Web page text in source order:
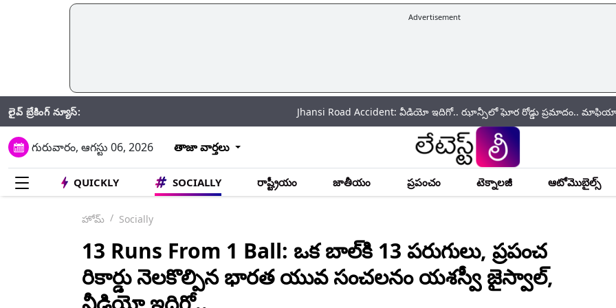
Advertisement
లైవ్ బ్రేకింగ్ న్యూస్: Jhansi Road Accident: వీడియో ఇదిగో.. ఝాన్సీలో ఘోర రోడ్డు ప్రమాదం.. మాఫియా డాన్ అతీక్
గురువారం, ఆగస్టు 06, 2026 తాజా వార్తలు
QUICKLY SOCIALLY రాష్ట్రీయం జాతీయం ప్రపంచం టెక్నాలజీ ఆటోమొబైల్స్
హోమ్ Socially
13 Runs From 1 Ball: ఒక బాల్‌కి 13 పరుగులు, ప్రపంచ
రికార్డు నెలకొల్పిన భారత యువ సంచలనం యశస్వీ జైస్వాల్,